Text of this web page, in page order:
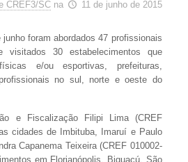
CREF3/SC na 11 de junho de 2015
foram abordados 47 profissionais
30 estabelecimentos que
e/ou esportivas, prefeituras,
no sul, norte e oeste do
e Fiscalização Filipi Lima (CREF
cidades de Imbituba, Imaruí e Paulo
Capanema Teixeira (CREF 010002-
em Florianópolis, Biguaçú, São